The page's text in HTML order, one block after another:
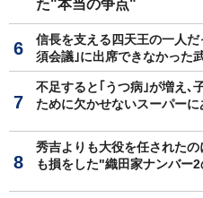
た"本当の争点"
信長を支える四天王の一人
須会議｣に出席できなかった
不足すると｢うつ病｣が増え､
ために欠かせないスーパーに
秀吉よりも大役を任された
も損をした"織田家ナンバー